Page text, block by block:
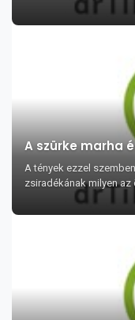
A szürke marha
A tények ezzel
zsiradékának milyen az